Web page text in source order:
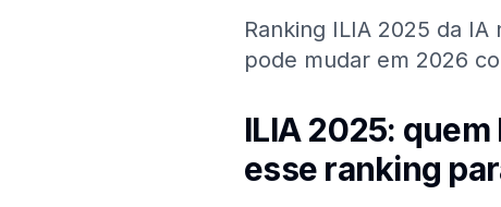
Ranking ILIA 2025 da
pode mudar em 2026
ILIA 2025:
esse ranking